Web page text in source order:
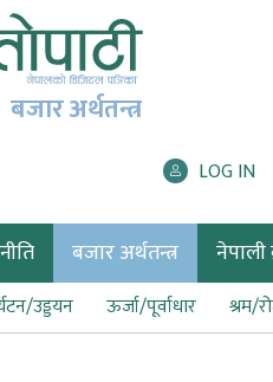
बजार अर्थतन्त्र
LOG IN
बजार अर्थतन्त्र नेपाली
उड्डयन ऊर्जा/पूर्वाधार श्रम/